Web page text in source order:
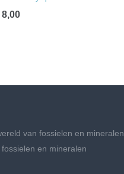
8,00
van fossielen en mineralen
en mineralen